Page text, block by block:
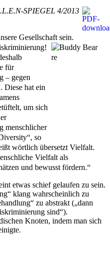
SPIEGEL 4/2013
Gesellschaft sein.
für
– gegen
Diese hat ein
um sich
menschlicher
so
wörtlich übersetzt Vielfalt.
Vielfalt als
und bewusst fördern.“
etwas schief gelaufen zu sein.
klang wahrscheinlich zu
zu abstrakt („dann
sind“).
Knoten, indem man sich